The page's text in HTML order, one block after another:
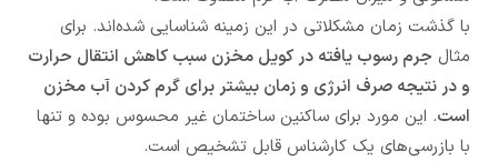
با گذشت زمان مشکلاتی در این زمینه شناسایی شده‌اند. برای
مثال جرم رسوب یافته در کویل مخزن سبب کاهش انتقال حرارت
و در نتیجه صرف انرژی و زمان بیشتر برای گرم کردن آب مخزن
است. این مورد برای ساکنین ساختمان غیر محسوس بوده و تنها
با بازرسی‌های یک کارشناس قابل تشخیص است.